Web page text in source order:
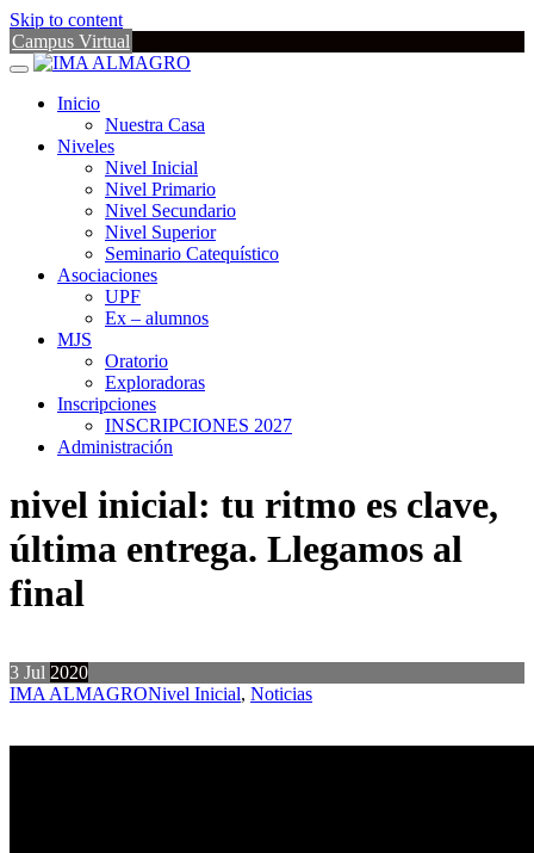
Skip to content
Campus Virtual
Inicio
Nuestra Casa
Niveles
Nivel Inicial
Nivel Primario
Nivel Secundario
Nivel Superior
Seminario Catequístico
Asociaciones
UPF
Ex – alumnos
MJS
Oratorio
Exploradoras
Inscripciones
INSCRIPCIONES 2027
Administración
nivel inicial: tu ritmo es clave,
última entrega. Llegamos al
final
3 Jul 2020
IMA ALMAGRONivel Inicial, Noticias